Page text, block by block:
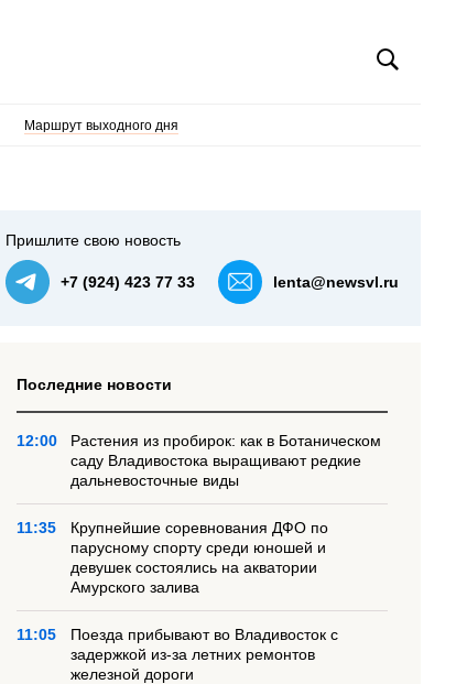
Маршрут выходного дня
Пришлите свою новость
+7 (924) 423 77 33 lenta@newsvl.ru
Последние новости
12:00
Растения из пробирок: как в Ботаническом
саду Владивостока выращивают редкие
дальневосточные виды
11:35
Крупнейшие соревнования ДФО по
парусному спорту среди юношей и
девушек состоялись на акватории
Амурского залива
11:05
Поезда прибывают во Владивосток с
задержкой из-за летних ремонтов
железной дороги